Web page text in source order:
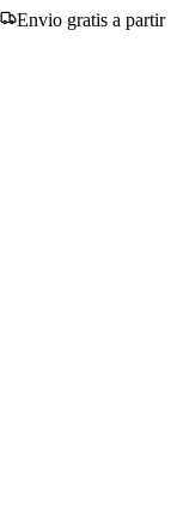
Envio gratis a partir